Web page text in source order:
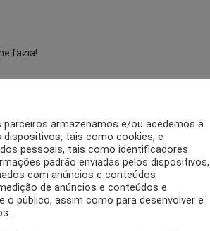
fazia!
armazenamos e/ou acedemos a
tais como cookies, e
pessoais, tais como identificadores
padrão enviadas pelos dispositivos,
com anúncios e conteúdos
de anúncios e conteúdos e
o público, assim como para desenvolver e